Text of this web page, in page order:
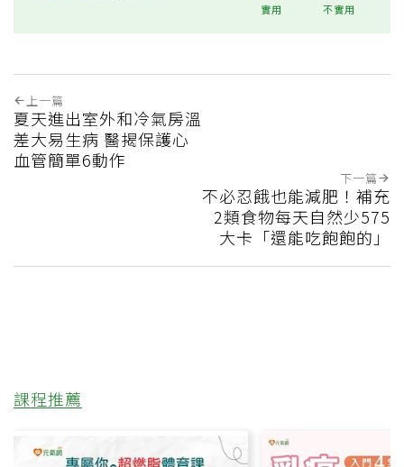
實用 不實用
上一篇
夏天進出室外和冷氣房溫
差大易生病 醫揭保護心
血管簡單6動作
下一篇
不必忍餓也能減肥！補充
2類食物每天自然少575
大卡「還能吃飽飽的」
課程推薦